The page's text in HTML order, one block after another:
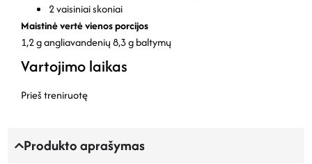
2 vaisiniai skoniai
Maistinė vertė vienos porcijos
1,2 g angliavandenių8,3 g baltymų
Vartojimo laikas
Prieš treniruotę
Produkto aprašymas